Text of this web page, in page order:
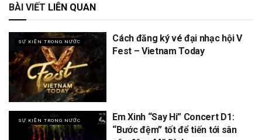
BÀI VIẾT LIÊN QUAN
SỰ KIỆN TRONG NƯỚC
Cách đăng ký vé đại nhạc hội V
Fest – Vietnam Today
SỰ KIỆN TRONG NƯỚC
Em Xinh “Say Hi” Concert D1:
“Bước đệm” tốt để tiến tới sân